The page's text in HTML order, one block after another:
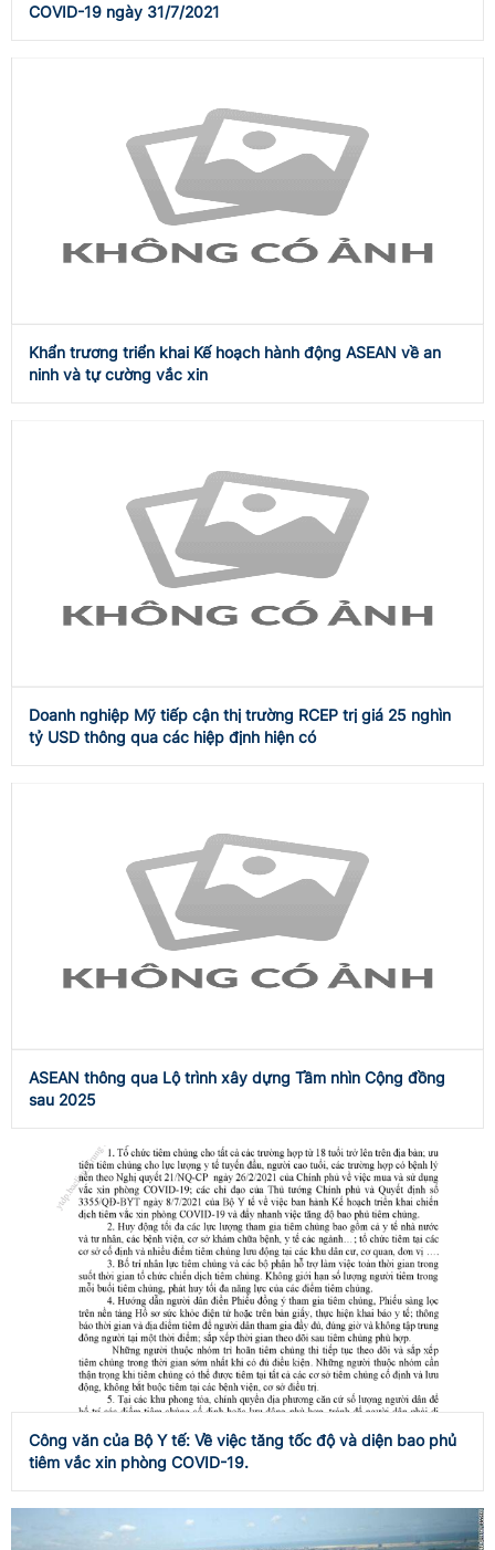
COVID-19 ngày 31/7/2021
Khẩn trương triển khai Kế hoạch hành động ASEAN về an
ninh và tự cường vắc xin
Doanh nghiệp Mỹ tiếp cận thị trường RCEP trị giá 25 nghìn
tỷ USD thông qua các hiệp định hiện có
ASEAN thông qua Lộ trình xây dựng Tầm nhìn Cộng đồng
sau 2025
Công văn của Bộ Y tế: Về việc tăng tốc độ và diện bao phủ
tiêm vắc xin phòng COVID-19.